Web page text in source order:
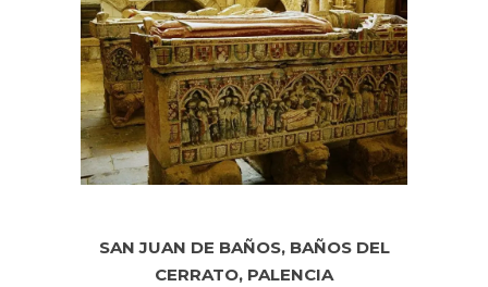
SAN JUAN DE BAÑOS, BAÑOS DEL
CERRATO, PALENCIA